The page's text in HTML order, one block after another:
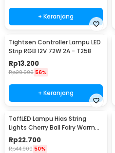
+ Keranjang
Tightsen Controller Lampu LED
Strip RGB 12V 72W 2A - T258
Rp13.200
Rp29.900 56%
+ Keranjang
TaffLED Lampu Hias String
Lights Cherry Ball Fairy Warm
White 5M - LY20W
Rp22.700
Rp44.900 50%